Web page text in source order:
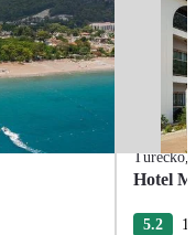
Turecko,
Hotel
5.2